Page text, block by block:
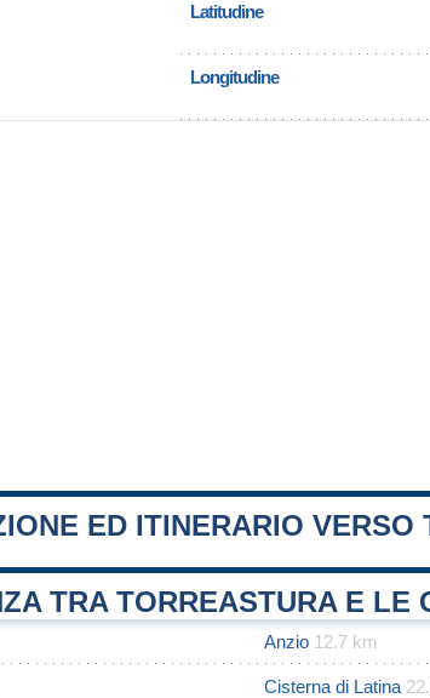
Latitudine
Longitudine
ED ITINERARIO VERSO
TRA TORREASTURA E LE
Anzio 12.7 km
Cisterna di Latina